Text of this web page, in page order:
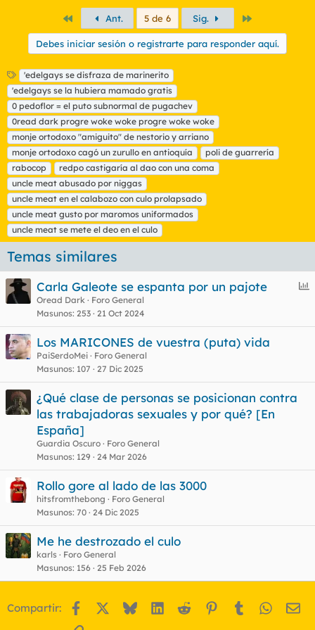
PrimeroAnt. 5 de 6 Sig.
Debes iniciar sesión o registrarte para responder aquí.
E
t
i
q
u
e
t
a
s
'edelgays se disfraza de marinerito
'edelgays se la hubiera mamado gratis
0 pedoflor = el puto subnormal de pugachev
0read dark progre woke woke progre woke woke
monje ortodoxo "amiguito" de nestorio y arriano
monje ortodoxo cagó un zurullo en antioquía
poli de guarrería
rabocop
redpo castigaría al dao con una coma
uncle meat abusado por niggas
uncle meat en el calabozo con culo prolapsado
uncle meat gusto por maromos uniformados
uncle meat se mete el deo en el culo
Temas similares
E
u
Carla Galeote se espanta por un pajote
Oread Dark
Foro General
Masunos 253 21 Oct 2024
Los MARICONES de vuestra (puta) vida
PaiSerdoMei
Foro General
Masunos 107 27 Dic 2025
¿Qué clase de personas se posicionan contra
las trabajadoras sexuales y por qué? [En
España]
Guardia Oscuro
Foro General
Masunos 129 24 Mar 2026
Rollo gore al lado de las 3000
hitsfromthebong
Foro General
Masunos 70 24 Dic 2025
Me he destrozado el culo
karls
Foro General
Masunos 156 25 Feb 2026
Compartir: Facebook BlueskyLinkedIn
Reddit Pinterest
Tumblr